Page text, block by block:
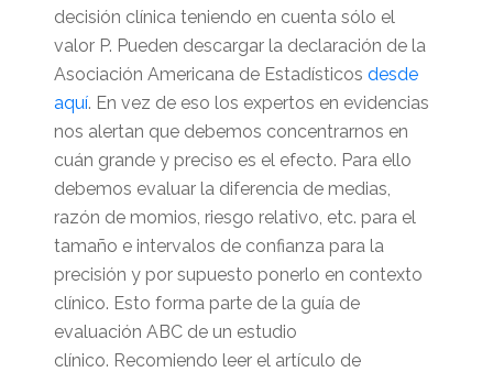
decisión clínica teniendo en cuenta sólo el
valor P. Pueden descargar la declaración de la
Asociación Americana de Estadísticos desde
aquí. En vez de eso los expertos en evidencias
nos alertan que debemos concentrarnos en
cuán grande y preciso es el efecto. Para ello
debemos evaluar la diferencia de medias,
razón de momios, riesgo relativo, etc. para el
tamaño e intervalos de confianza para la
precisión y por supuesto ponerlo en contexto
clínico. Esto forma parte de la guía de
evaluación ABC de un estudio
clínico. Recomiendo leer el artículo de